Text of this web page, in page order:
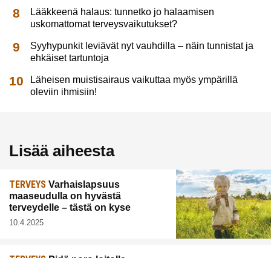
Lääkkeenä halaus: tunnetko jo halaamisen
uskomattomat terveysvaikutukset?
Syyhypunkit leviävät nyt vauhdilla – näin tunnistat ja
ehkäiset tartuntoja
Läheisen muistisairaus vaikuttaa myös ympärillä
oleviin ihmisiin!
Lisää aiheesta
TERVEYS Varhaislapsuus
maaseudulla on hyvästä
terveydelle – tästä on kyse
10.4.2025